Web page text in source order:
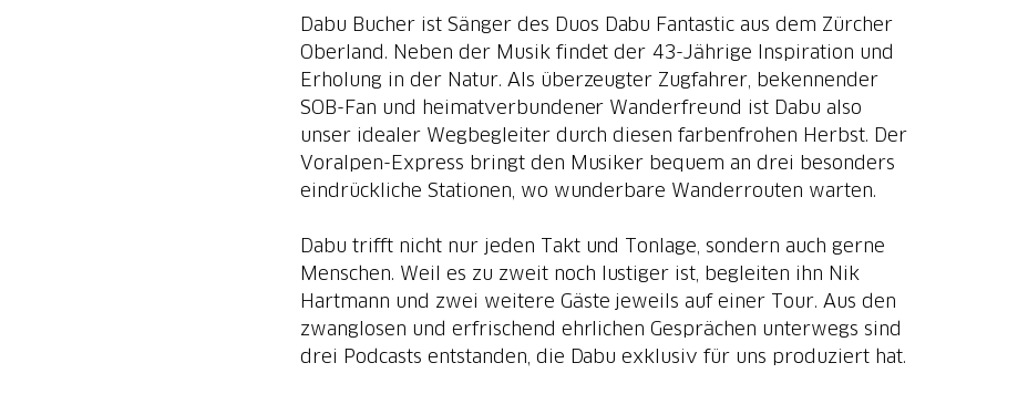
Dabu Bucher ist Sänger des Duos Dabu Fantastic aus dem Zürcher
Oberland. Neben der Musik findet der 43-Jährige Inspiration und
Erholung in der Natur. Als überzeugter Zugfahrer, bekennender
SOB-Fan und heimatverbundener Wanderfreund ist Dabu also
unser idealer Wegbegleiter durch diesen farbenfrohen Herbst. Der
Voralpen-Express bringt den Musiker bequem an drei besonders
eindrückliche Stationen, wo wunderbare Wanderrouten warten.
Dabu trifft nicht nur jeden Takt und Tonlage, sondern auch gerne
Menschen. Weil es zu zweit noch lustiger ist, begleiten ihn Nik
Hartmann und zwei weitere Gäste jeweils auf einer Tour. Aus den
zwanglosen und erfrischend ehrlichen Gesprächen unterwegs sind
drei Podcasts entstanden, die Dabu exklusiv für uns produziert hat.